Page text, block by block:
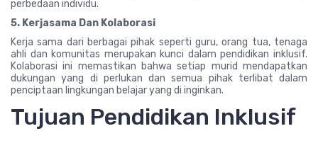
perbedaan individu.
5. Kerjasama Dan Kolaborasi
Kerja sama dari berbagai pihak seperti guru, orang tua, tenaga
ahli dan komunitas merupakan kunci dalam pendidikan inklusif.
Kolaborasi ini memastikan bahwa setiap murid mendapatkan
dukungan yang di perlukan dan semua pihak terlibat dalam
penciptaan lingkungan belajar yang di inginkan.
Tujuan Pendidikan Inklusif